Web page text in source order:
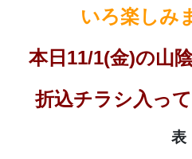
いろ楽しみ
本日11/1(金)の山
折込チラシ入っ
表